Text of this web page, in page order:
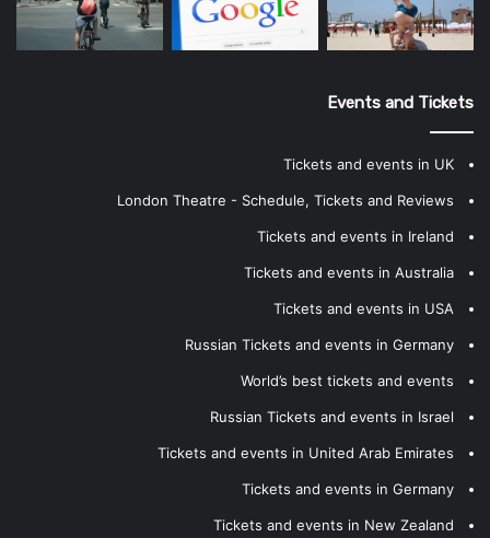
Events and Tickets
Tickets and events in UK
London Theatre - Schedule, Tickets and Reviews
Tickets and events in Ireland
Tickets and events in Australia
Tickets and events in USA
Russian Tickets and events in Germany
World’s best tickets and events
Russian Tickets and events in Israel
Tickets and events in United Arab Emirates
Tickets and events in Germany
Tickets and events in New Zealand